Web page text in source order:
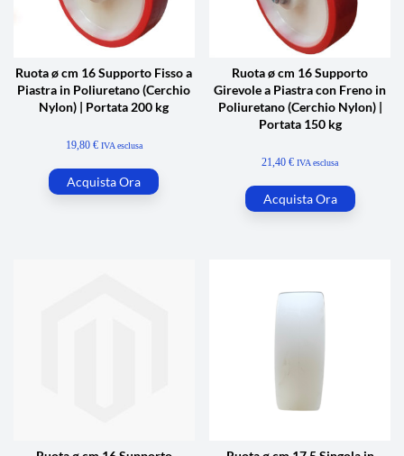
Ruota ø cm 16 Supporto Fisso a
Piastra in Poliuretano (Cerchio
Nylon) | Portata 200 kg
19,80 € IVA esclusa
Acquista Ora
Ruota ø cm 16 Supporto
Girevole a Piastra con Freno in
Poliuretano (Cerchio Nylon) |
Portata 150 kg
21,40€ IVA esclusa
Acquista Ora